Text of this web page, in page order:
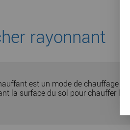
rayonnant
est un mode de chauffage
la surface du sol pour chauffer